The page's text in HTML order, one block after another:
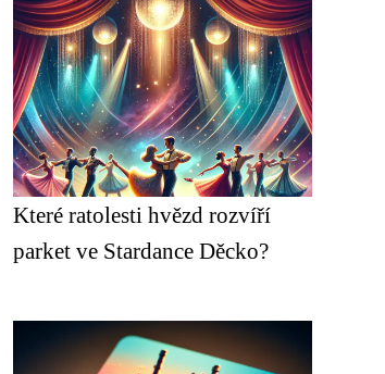
Které ratolesti hvězd rozvíří
parket ve Stardance Děcko?